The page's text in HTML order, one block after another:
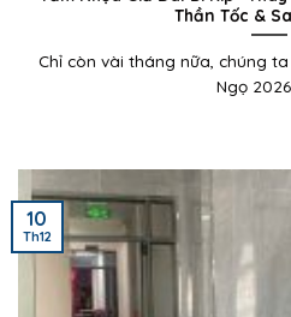
Thần Tốc &
Chỉ còn vài tháng nữa, chúng
Ngọ
10
Th12